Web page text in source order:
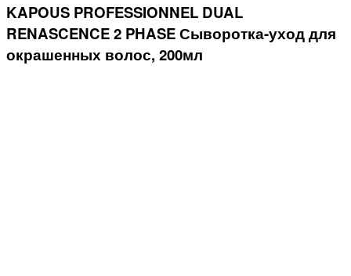
KAPOUS PROFESSIONNEL DUAL
RENASCENCE 2 PHASE Сыворотка-уход для
окрашенных волос, 200мл